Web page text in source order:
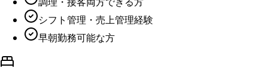
シフト管理・売上管理経験
早朝勤務可能な方